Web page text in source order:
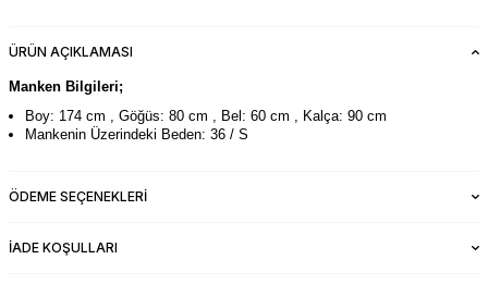
ÜRÜN AÇIKLAMASI
Manken Bilgileri;
Boy: 174 cm , Göğüs: 80 cm , Bel: 60 cm , Kalça: 90 cm
Mankenin Üzerindeki Beden: 36 / S
ÖDEME SEÇENEKLERI
İADE KOŞULLARI